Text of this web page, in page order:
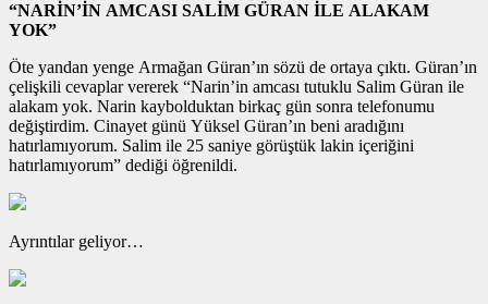
“NARİN’İN AMCASI SALİM GÜRAN İLE ALAKAM
YOK”
Öte yandan yenge Armağan Güran’ın sözü de ortaya çıktı. Güran’ın
çelişkili cevaplar vererek “Narin’in amcası tutuklu Salim Güran ile
alakam yok. Narin kaybolduktan birkaç gün sonra telefonumu
değiştirdim. Cinayet günü Yüksel Güran’ın beni aradığını
hatırlamıyorum. Salim ile 25 saniye görüştük lakin içeriğini
hatırlamıyorum” dediği öğrenildi.
Ayrıntılar geliyor…